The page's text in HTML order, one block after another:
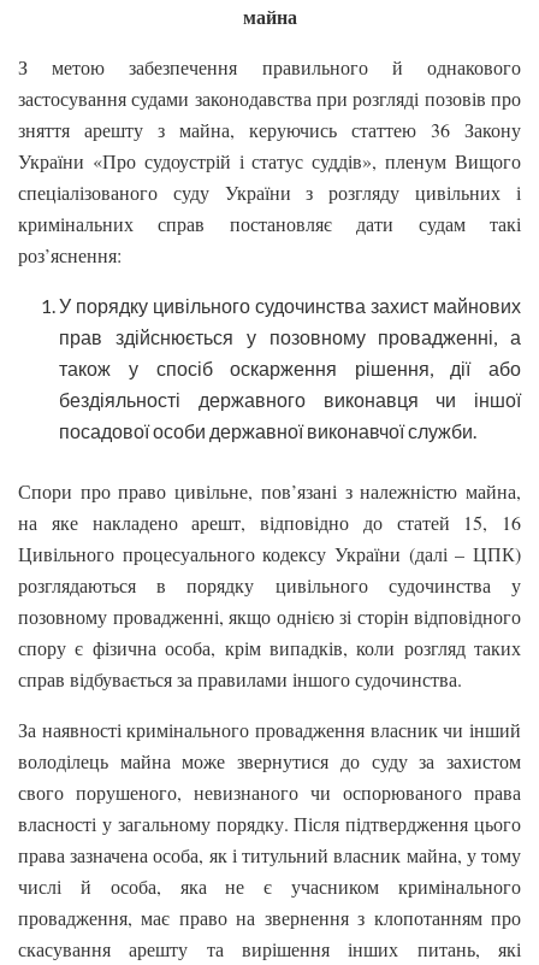
майна
З метою забезпечення правильного й однакового
застосування судами законодавства при розгляді позовів про
зняття арешту з майна, керуючись статтею 36 Закону
України «Про судоустрій і статус суддів», пленум Вищого
спеціалізованого суду України з розгляду цивільних і
кримінальних справ постановляє дати судам такі
роз’яснення:
У порядку цивільного судочинства захист майнових
прав здійснюється у позовному провадженні, а
також у спосіб оскарження рішення, дії або
бездіяльності державного виконавця чи іншої
посадової особи державної виконавчої служби.
Спори про право цивільне, пов’язані з належністю майна,
на яке накладено арешт, відповідно до статей 15, 16
Цивільного процесуального кодексу України (далі – ЦПК)
розглядаються в порядку цивільного судочинства у
позовному провадженні, якщо однією зі сторін відповідного
спору є фізична особа, крім випадків, коли розгляд таких
справ відбувається за правилами іншого судочинства.
За наявності кримінального провадження власник чи інший
володілець майна може звернутися до суду за захистом
свого порушеного, невизнаного чи оспорюваного права
власності у загальному порядку. Після підтвердження цього
права зазначена особа, як і титульний власник майна, у тому
числі й особа, яка не є учасником кримінального
провадження, має право на звернення з клопотанням про
скасування арешту та вирішення інших питань, які